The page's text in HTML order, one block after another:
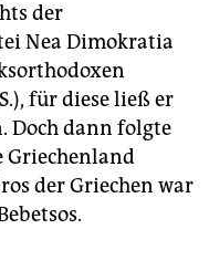
der
Nea Dimokratia
für diese ließ er
Doch dann folgte
Griechenland
der Griechen war